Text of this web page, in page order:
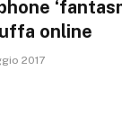
online
2017